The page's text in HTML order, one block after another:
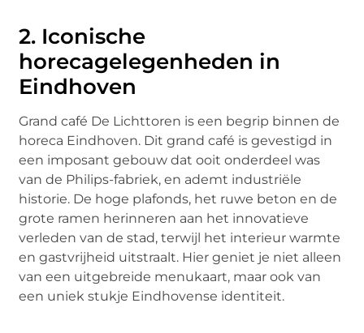
2. Iconische
horecagelegenheden in
Eindhoven
Grand café De Lichttoren is een begrip binnen de
horeca Eindhoven. Dit grand café is gevestigd in
een imposant gebouw dat ooit onderdeel was
van de Philips-fabriek, en ademt industriële
historie. De hoge plafonds, het ruwe beton en de
grote ramen herinneren aan het innovatieve
verleden van de stad, terwijl het interieur warmte
en gastvrijheid uitstraalt. Hier geniet je niet alleen
van een uitgebreide menukaart, maar ook van
een uniek stukje Eindhovense identiteit.